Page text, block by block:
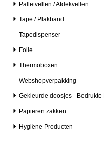
Palletvellen / Afdekvellen
Tape / Plakband
Tapedispenser
Folie
Thermoboxen
Webshopverpakking
Papieren zakken
Hygiëne Producten